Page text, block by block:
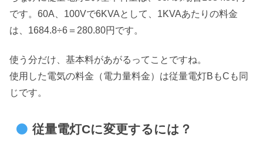
です。60A、100Vで6KVAとして、1KVAあたりの料金
は、1684.8÷6＝280.80円です。
使う分だけ、基本料があがるってことですね。
使用した電気の料金（電力量料金）は従量電灯BもCも同
じです。
従量電灯Cに変更するには？